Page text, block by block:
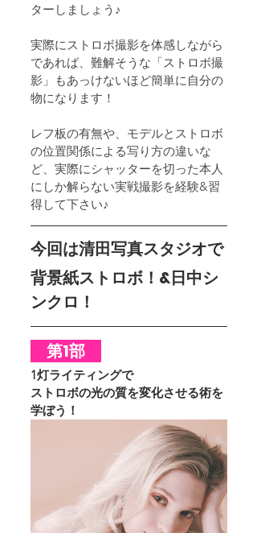
ターしましょう♪
実際にストロボ撮影を体感しながら
であれば、難解そうな「ストロボ撮
影」もあっけないほど簡単に自分の
物になります！
レフ板の有無や、モデルとストロボ
の位置関係による写り方の違いな
ど、実際にシャッターを切った本人
にしか解らない実戦撮影を経験&習
得して下さい♪
今回は清田写真スタジオで
背景紙ストロボ！&日中シ
ンクロ！
第1部
1灯ライティングで
ストロボの光の質を変化させる術を
学ぼう！